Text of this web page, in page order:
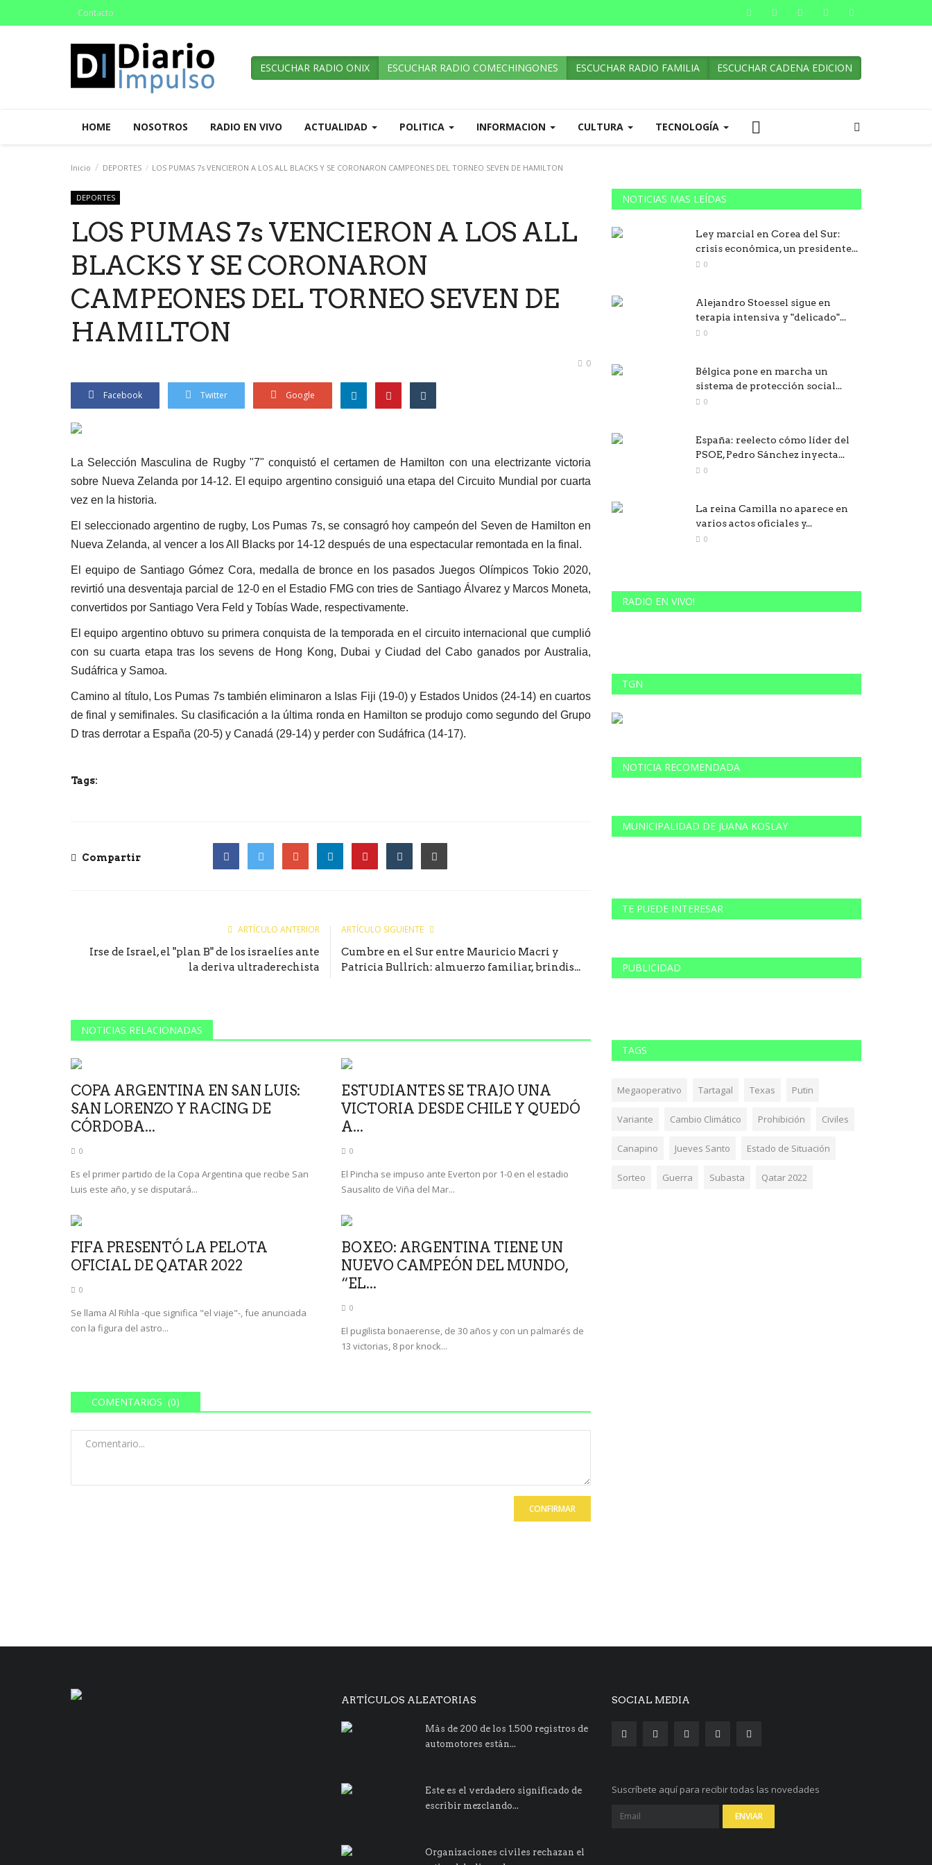
Contacto
ESCUCHAR RADIO ONIX ESCUCHAR RADIO COMECHINGONES ESCUCHAR RADIO FAMILIA ESCUCHAR CADENA EDICION
HOME NOSOTROS RADIO EN VIVO ACTUALIDAD POLITICA INFORMACION CULTURA TECNOLOGÍA
Inicio DEPORTES LOS PUMAS 7s VENCIERON A LOS ALL BLACKS Y SE CORONARON CAMPEONES DEL TORNEO SEVEN DE HAMILTON
DEPORTES
LOS PUMAS 7s VENCIERON A LOS ALL
BLACKS Y SE CORONARON
CAMPEONES DEL TORNEO SEVEN DE
HAMILTON
0
Facebook Twitter Google
La Selección Masculina de Rugby "7" conquistó el certamen de Hamilton con una electrizante victoria
sobre Nueva Zelanda por 14-12. El equipo argentino consiguió una etapa del Circuito Mundial por cuarta
vez en la historia.
El seleccionado argentino de rugby, Los Pumas 7s, se consagró hoy campeón del Seven de Hamilton en
Nueva Zelanda, al vencer a los All Blacks por 14-12 después de una espectacular remontada en la final.
El equipo de Santiago Gómez Cora, medalla de bronce en los pasados Juegos Olímpicos Tokio 2020,
revirtió una desventaja parcial de 12-0 en el Estadio FMG con tries de Santiago Álvarez y Marcos Moneta,
convertidos por Santiago Vera Feld y Tobías Wade, respectivamente.
El equipo argentino obtuvo su primera conquista de la temporada en el circuito internacional que cumplió
con su cuarta etapa tras los sevens de Hong Kong, Dubai y Ciudad del Cabo ganados por Australia,
Sudáfrica y Samoa.
Camino al título, Los Pumas 7s también eliminaron a Islas Fiji (19-0) y Estados Unidos (24-14) en cuartos
de final y semifinales. Su clasificación a la última ronda en Hamilton se produjo como segundo del Grupo
D tras derrotar a España (20-5) y Canadá (29-14) y perder con Sudáfrica (14-17).
Tags:
Compartir
ARTÍCULO ANTERIOR
Irse de Israel, el "plan B" de los israelíes ante
la deriva ultraderechista
ARTÍCULO SIGUIENTE
Cumbre en el Sur entre Mauricio Macri y
Patricia Bullrich: almuerzo familiar, brindis...
NOTICIAS RELACIONADAS
COPA ARGENTINA EN SAN LUIS:
SAN LORENZO Y RACING DE
CÓRDOBA...
0
Es el primer partido de la Copa Argentina que recibe San
Luis este año, y se disputará...
ESTUDIANTES SE TRAJO UNA
VICTORIA DESDE CHILE Y QUEDÓ
A...
0
El Pincha se impuso ante Everton por 1-0 en el estadio
Sausalito de Viña del Mar...
FIFA PRESENTÓ LA PELOTA
OFICIAL DE QATAR 2022
0
Se llama Al Rihla -que significa "el viaje"-, fue anunciada
con la figura del astro...
BOXEO: ARGENTINA TIENE UN
NUEVO CAMPEÓN DEL MUNDO,
“EL...
0
El pugilista bonaerense, de 30 años y con un palmarés de
13 victorias, 8 por knock...
COMENTARIOS (0)
CONFIRMAR
NOTICIAS MAS LEÍDAS
Ley marcial en Corea del Sur:
crisis económica, un presidente...
0
Alejandro Stoessel sigue en
terapia intensiva y "delicado"...
0
Bélgica pone en marcha un
sistema de protección social...
0
España: reelecto cómo líder del
PSOE, Pedro Sánchez inyecta...
0
La reina Camilla no aparece en
varios actos oficiales y...
0
RADIO EN VIVO!
TGN
NOTICIA RECOMENDADA
MUNICIPALIDAD DE JUANA KOSLAY
TE PUEDE INTERESAR
PUBLICIDAD
TAGS
Megaoperativo Tartagal Texas Putin
Variante Cambio Climático Prohibición Civiles
Canapino Jueves Santo Estado de Situación
Sorteo Guerra Subasta Qatar 2022
ARTÍCULOS ALEATORIAS
Más de 200 de los 1.500 registros de
automotores están...
Este es el verdadero significado de
escribir mezclando...
Organizaciones civiles rechazan el
SOCIAL MEDIA
Suscríbete aquí para recibir todas las novedades